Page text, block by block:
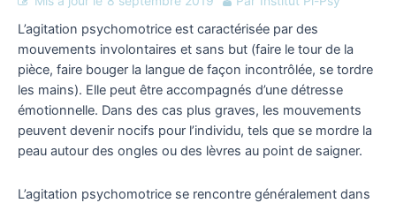
L’agitation psychomotrice est caractérisée par des
mouvements involontaires et sans but (faire le tour de la
pièce, faire bouger la langue de façon incontrôlée, se tordre
les mains). Elle peut être accompagnés d’une détresse
émotionnelle. Dans des cas plus graves, les mouvements
peuvent devenir nocifs pour l’individu, tels que se mordre la
peau autour des ongles ou des lèvres au point de saigner.
L’agitation psychomotrice se rencontre généralement dans